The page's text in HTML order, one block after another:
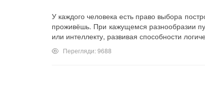
У каждого человека есть право выбора
проживёшь. При кажущемся разнообразии
или интеллекту, развивая способности
Перегляди: 9688